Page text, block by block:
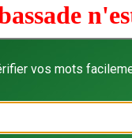
vos mots